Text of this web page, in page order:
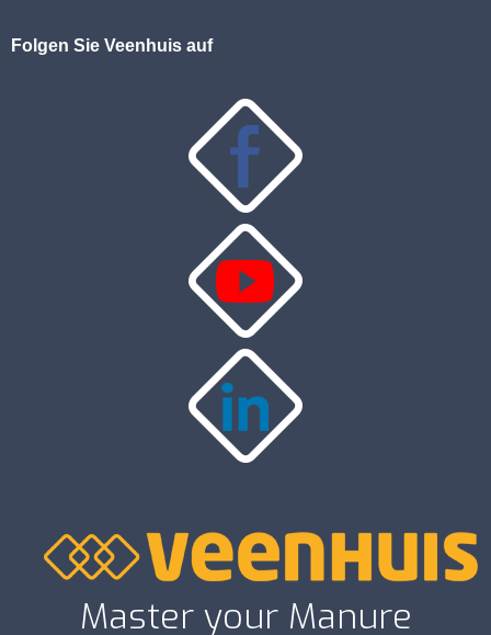
Folgen Sie Veenhuis auf
Master your Manure